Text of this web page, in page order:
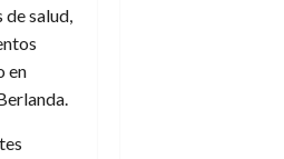
de salud,
en